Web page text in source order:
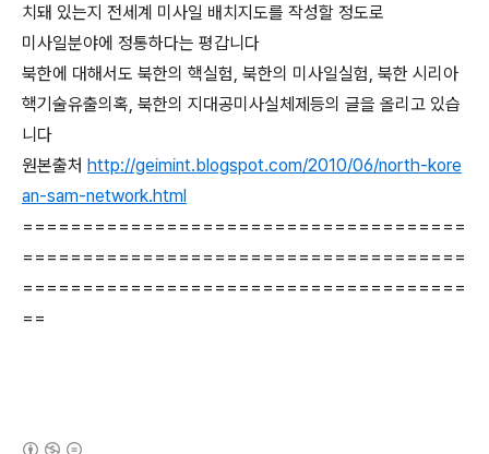
치돼 있는지 전세계 미사일 배치지도를 작성할 정도로
미사일분야에 정통하다는 평갑니다
북한에 대해서도 북한의 핵실험, 북한의 미사일실험, 북한 시리아
핵기술유출의혹, 북한의 지대공미사실체제등의 글을 올리고 있습
니다
원본출처 http://geimint.blogspot.com/2010/06/north-kore
an-sam-network.html
=====================================
=====================================
=====================================
==